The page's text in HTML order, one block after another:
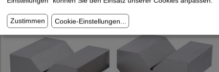
Zustimmen Cookie-Einstellungen